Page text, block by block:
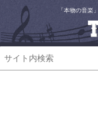
「本物の音楽